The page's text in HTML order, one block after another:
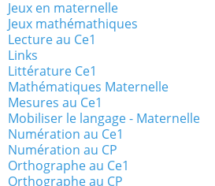
Jeux en maternelle
Jeux mathémathiques
Lecture au Ce1
Links
Littérature Ce1
Mathématiques Maternelle
Mesures au Ce1
Mobiliser le langage - Maternelle
Numération au Ce1
Numération au CP
Orthographe au Ce1
Orthographe au CP